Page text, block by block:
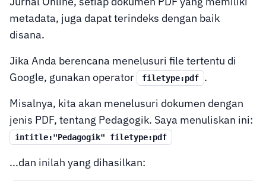
metadata, juga dapat terindeks dengan baik
disana.
Jika Anda berencana menelusuri file tertentu di
Google, gunakan operator
filetype:pdf
.
Misalnya, kita akan menelusuri dokumen dengan
jenis PDF, tentang Pedagogik. Saya menuliskan ini:
intitle:"Pedagogik" filetype:pdf
...dan inilah yang dihasilkan: